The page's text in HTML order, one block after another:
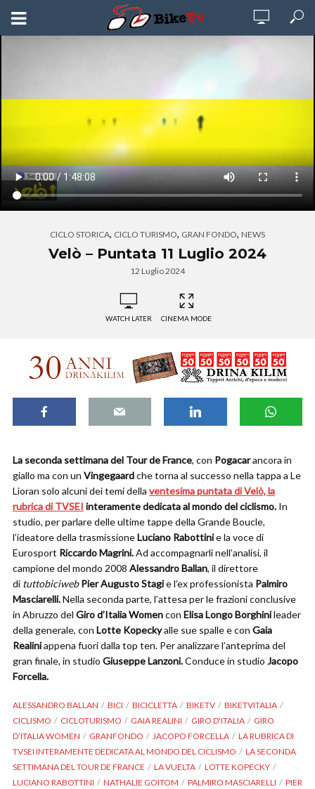
CICLO STORICA, CICLO TURISMO, GRAN FONDO, NEWS
Velò – Puntata 11 Luglio 2024
12 Luglio 2024
WATCH LATER CINEMA MODE
La seconda settimana del Tour de France, con Pogacarancora in
giallo ma con un Vingegaardche torna al successo nella tappa a Le
Lioran solo alcuni dei temi della ventesima puntata di Velò, la
rubrica di TVSEI interamente dedicata al mondo del ciclismo. In
studio, per parlare delle ultime tappe della Grande Boucle,
l’ideatore della trasmissioneLuciano Rabottinie la voce di
Eurosport Riccardo Magrini.Ad accompagnarli nell’analisi, il
campione del mondo 2008 Alessandro Ballan, il direttore
di tuttobiciweb Pier Augusto Stagie l’ex professionista Palmiro
Masciarelli.Nella seconda parte, l’attesa per le frazioni conclusive
in Abruzzo del Giro d’Italia Womencon Elisa Longo Borghinileader
della generale, con Lotte Kopeckyalle sue spalle e con Gaia
Realiniappena fuori dalla top ten. Per analizzare l’anteprima del
gran finale, in studio Giuseppe Lanzoni.Conduce in studio Jacopo
Forcella.
ALESSANDRO BALLAN BICI BICICLETTA BIKETV
BIKETVITALIA
CICLISMO
CICLOTURISMO GAIA REALINI GIRO D'ITALIA
GIRO
D’ITALIA WOMEN
GRANFONDO JACOPO FORCELLA
LA RUBRICA DI
TVSEI INTERAMENTE DEDICATA AL MONDO DEL CICLISMO
LA SECONDA
SETTIMANA DEL TOUR DE FRANCE
LA VUELTA
LOTTE KOPECKY
LUCIANO RABOTTINI
NATHALIE GOITOM PALMIRO MASCIARELLI
PIER